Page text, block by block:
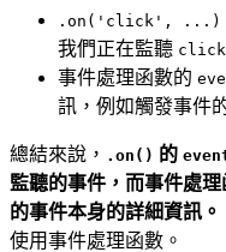
.on('click', ...)
我們正在監聽 click
事件處理函數的
訊，例如觸發事件
總結來說， .on() 的
監聽的事件，而事件處理
的事件本身的詳細資訊。
使用事件處理函數。